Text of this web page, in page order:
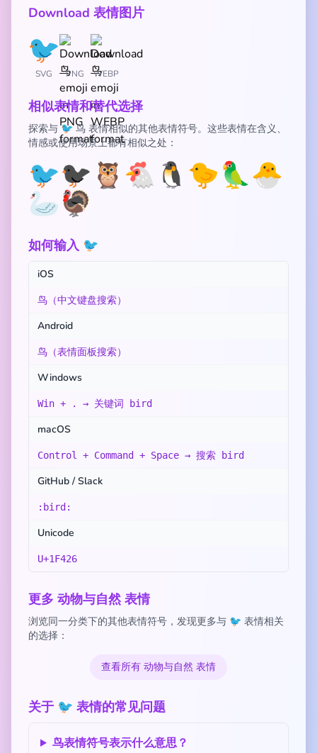
Download 表情图片
SVG PNG WEBP
相似表情和替代选择
探索与 🐦 鸟 表情相似的其他表情符号。这些表情在含义、
情感或使用场景上都有相似之处：
🐦🐦‍⬛ 🦉 🐔 🐧 🐤🦜🐣
🦢🦃
如何输入 🐦
iOS
鸟（中文键盘搜索）
Android
鸟（表情面板搜索）
Windows
Win + . → 关键词 bird
macOS
Control + Command + Space → 搜索 bird
GitHub / Slack
:bird:
Unicode
U+1F426
更多 动物与自然 表情
浏览同一分类下的其他表情符号，发现更多与 🐦 表情相关
的选择：
查看所有 动物与自然 表情
关于 🐦 表情的常见问题
鸟表情符号表示什么意思？